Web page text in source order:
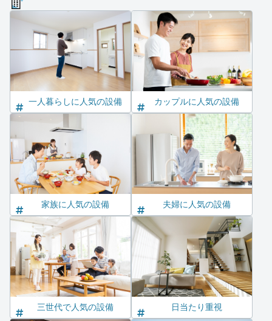
一人暮らしに人気の設備 カップルに人気の設備
家族に人気の設備 夫婦に人気の設備
三世代で人気の設備 日当たり重視